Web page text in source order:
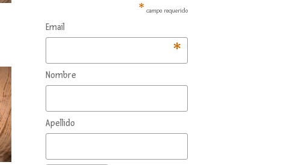
* campo requerido
Email
*
Nombre
Apellido